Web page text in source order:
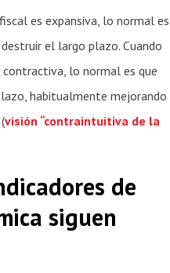
es expansiva, lo normal es
el largo plazo. Cuando
lo normal es que
habitualmente mejorando
visión “contraintuitiva de la
de
siguen